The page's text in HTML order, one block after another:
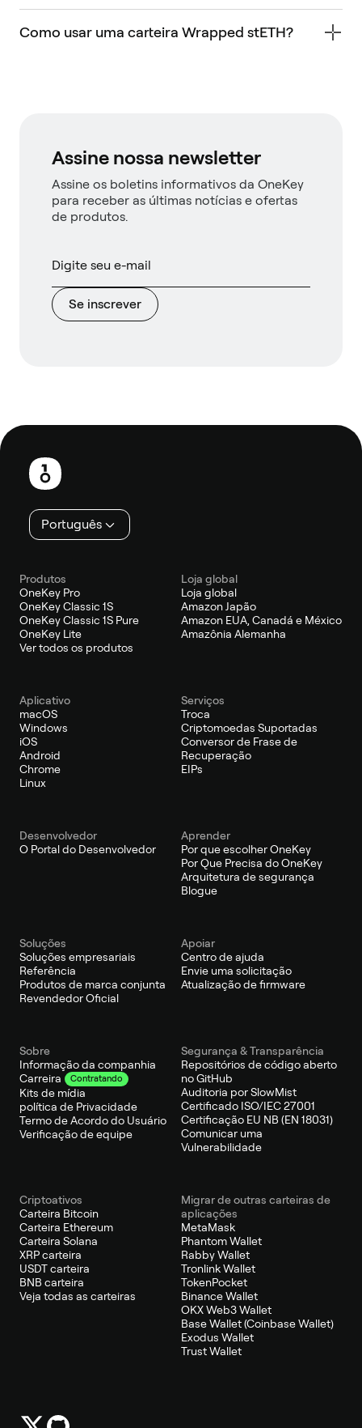
Como usar uma carteira Wrapped stETH?
Assine nossa newsletter
Assine os boletins informativos da OneKey
para receber as últimas notícias e ofertas
de produtos.
Se inscrever
Rodapé
Português
Produtos
OneKey Pro
OneKey Classic 1S
OneKey Classic 1S Pure
OneKey Lite
Ver todos os produtos
Loja global
Loja global
Amazon Japão
Amazon EUA, Canadá e México
Amazônia Alemanha
Aplicativo
macOS
Windows
iOS
Android
Chrome
Linux
Serviços
Troca
Criptomoedas Suportadas
Conversor de Frase de
Recuperação
EIPs
Desenvolvedor
O Portal do Desenvolvedor
Aprender
Por que escolher OneKey
Por Que Precisa do OneKey
Arquitetura de segurança
Blogue
Soluções
Soluções empresariais
Referência
Produtos de marca conjunta
Revendedor Oficial
Apoiar
Centro de ajuda
Envie uma solicitação
Atualização de firmware
Sobre
Informação da companhia
Carreira
Contratando
Kits de mídia
política de Privacidade
Termo de Acordo do Usuário
Verificação de equipe
Segurança & Transparência
Repositórios de código aberto
no GitHub
Auditoria por SlowMist
Certificado ISO/IEC 27001
Certificação EU NB (EN 18031)
Comunicar uma
Vulnerabilidade
Criptoativos
Carteira Bitcoin
Carteira Ethereum
Carteira Solana
XRP carteira
USDT carteira
BNB carteira
Veja todas as carteiras
Migrar de outras carteiras de
aplicações
MetaMask
Phantom Wallet
Rabby Wallet
Tronlink Wallet
TokenPocket
Binance Wallet
OKX Web3 Wallet
Base Wallet (Coinbase Wallet)
Exodus Wallet
Trust Wallet